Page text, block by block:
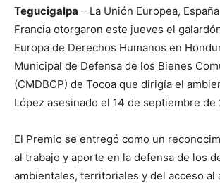
Tegucigalpa – La Unión Europea,
Francia otorgaron este jueves el
Europa de Derechos Humanos en
Municipal de Defensa de los Bienes
(CMDBCP) de Tocoa que dirigía el
López asesinado el 14 de septiembre de
El Premio se entregó como un
al trabajo y aporte en la defensa de los
ambientales, territoriales y del acceso al